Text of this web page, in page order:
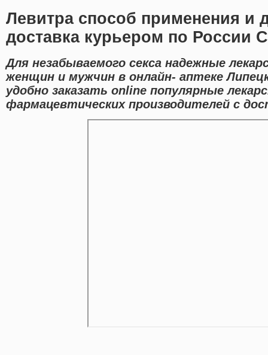
Левитра способ применения и
доставка курьером по России
Для незабываемого секса надежные
женщин и мужчин в онлайн- аптеке
удобно заказать online популярные
фармацевтических производителей с